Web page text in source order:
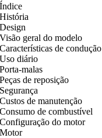
Índice
História
Design
Visão geral do modelo
Características de condução
Uso diário
Porta-malas
Peças de reposição
Segurança
Custos de manutenção
Consumo de combustível
Configuração do motor
Motor